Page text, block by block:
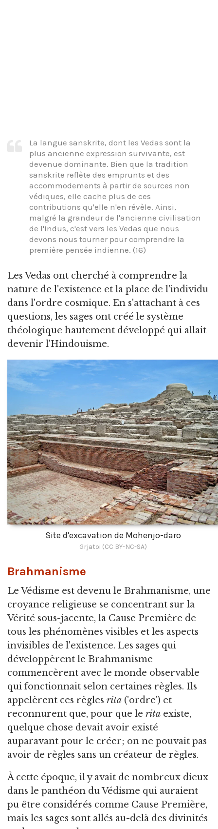
La langue sanskrite, dont les Vedas sont la
plus ancienne expression survivante, est
devenue dominante. Bien que la tradition
sanskrite reflète des emprunts et des
accommodements à partir de sources non
védiques, elle cache plus de ces
contributions qu'elle n'en révèle. Ainsi,
malgré la grandeur de l'ancienne civilisation
de l'Indus, c'est vers les Vedas que nous
devons nous tourner pour comprendre la
première pensée indienne. (16)
Les Vedas ont cherché à comprendre la
nature de l'existence et la place de l'individu
dans l'ordre cosmique. En s'attachant à ces
questions, les sages ont créé le système
théologique hautement développé qui allait
devenir l'Hindouisme.
Site d'excavation de Mohenjo-daro
Grjatoi (CC BY-NC-SA)
Brahmanisme
Le Védisme est devenu le Brahmanisme, une
croyance religieuse se concentrant sur la
Vérité sous-jacente, la Cause Première de
tous les phénomènes visibles et les aspects
invisibles de l'existence. Les sages qui
développèrent le Brahmanisme
commencèrent avec le monde observable
qui fonctionnait selon certaines règles. Ils
appelèrent ces règles rita ('ordre') et
reconnurent que, pour que le rita existe,
quelque chose devait avoir existé
auparavant pour le créer; on ne pouvait pas
avoir de règles sans un créateur de règles.
À cette époque, il y avait de nombreux dieux
dans le panthéon du Védisme qui auraient
pu être considérés comme Cause Première,
mais les sages sont allés au-delà des divinités